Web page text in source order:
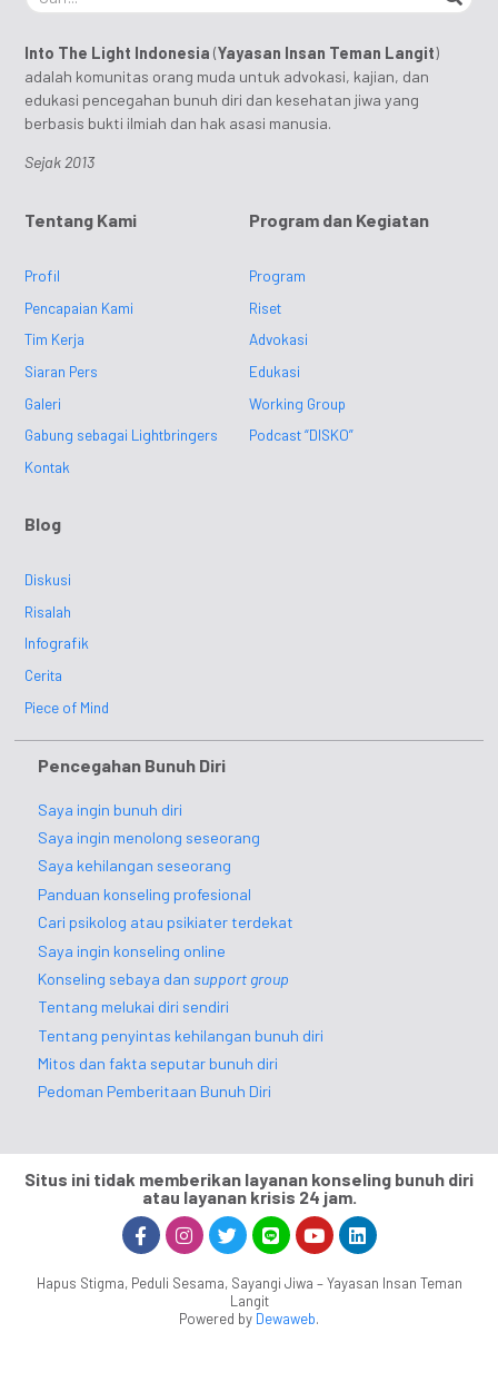
Into The Light Indonesia (Yayasan Insan Teman Langit)
adalah komunitas orang muda untuk advokasi, kajian, dan
edukasi pencegahan bunuh diri dan kesehatan jiwa yang
berbasis bukti ilmiah dan hak asasi manusia.
Sejak 2013
Tentang Kami
Profil
Pencapaian Kami
Tim Kerja
Siaran Pers
Galeri
Gabung sebagai Lightbringers
Kontak
Program dan Kegiatan
Program
Riset
Advokasi
Edukasi
Working Group
Podcast “DISKO”
Blog
Diskusi
Risalah
Infografik
Cerita
Piece of Mind
Pencegahan Bunuh Diri
Saya ingin bunuh diri
Saya ingin menolong seseorang
Saya kehilangan seseorang
Panduan konseling profesional
Cari psikolog atau psikiater terdekat
Saya ingin konseling online
Konseling sebaya dansupport group
Tentang melukai diri sendiri
Tentang penyintas kehilangan bunuh diri
Mitos dan fakta seputar bunuh diri
Pedoman Pemberitaan Bunuh Diri
Situs ini tidak memberikan layanan konseling bunuh diri
atau layanan krisis 24 jam.
Hapus Stigma, Peduli Sesama, Sayangi Jiwa – Yayasan Insan Teman
Langit
Powered by Dewaweb.